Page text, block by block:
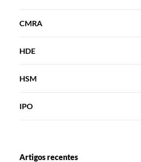
CMRA
HDE
HSM
IPO
Artigos recentes